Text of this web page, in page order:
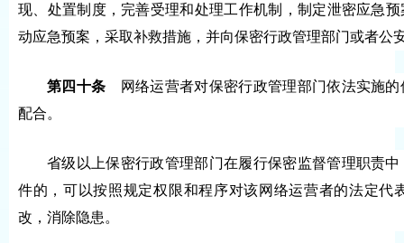
现、处置制度，完善受理和处理工作机制，制定泄密应急
动应急预案，采取补救措施，并向保密行政管理部门或者公
第四十条 网络运营者对保密行政管理部门依法实施
配合。
省级以上保密行政管理部门在履行保密监督管理职责
件的，可以按照规定权限和程序对该网络运营者的法定代
改，消除隐患。